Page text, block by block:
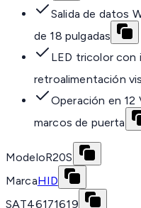
Salida de datos
de 18 pulgadas
LED tricolor con
retroalimentación
Operación en 12
marcos de puerta
ModeloR20S
MarcaHID
SAT46171619